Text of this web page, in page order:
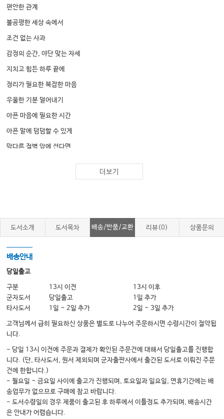
편안한 관계
불공평한 세상 속에서
조건 없는 사과
감정의 순간, 야단 맞는 자세
지치고 힘든 하루 끝에
정리가 필요한 복잡한 마음
우울한 기분 덜어내기
아픈 마음에 필요한 시간
아픈 말에 덤덤할 수 있게
막다른 절벽 앞에 선다면
비우고 싶은 욕심
비울 때 비로소 채워지는 시간
나만의 스트레스 해소법
유치한 장난도 괜찮아
무기력증 벗어나기
PART2 사회생활이 힘들 때
나만의 스트레스 해소법
유치한 장난도 괜찮아
무기력증 벗어나기
의견이 다를 때, 효과적인 소통법
갑자기 당황하지 않으려면
더보기
도서소개 도서목차 배송/반품/교환 리뷰(0) 상품문의
배송안내
당일출고
구분 13시 이전
13시 이후
군자도서
당일출고
1일 추가
타사도서
1일 ~ 2일 추가 2일 ~ 3일 추가
고객님께서 급히 필요하신 상품은 별도로 나누어 주문하시면 수령시간이 절약됩
니다.
- 당일 13시 이전에 주문과 결제가 확인된 주문건에 대해서 당일출고를 진행합
니다. (단, 타사도서, 원서 제외되며 군자출판사에서 출간된 도서로 이뤄진 주문
건에 한합니다.)
- 월요일 ~ 금요일 사이에 출고가 진행되며, 토요일과 일요일, 연휴기간에는 배
송업무가 없으므로 구매에 참고 바랍니다.
- 도서수령일의 경우 제품이 출고된 후 하루에서 이틀정도 추가되며, 배송시간
은 안내가 어렵습니다.